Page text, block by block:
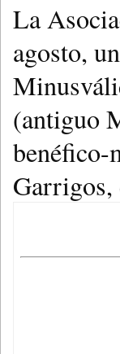
La
agosto,
(antiguo
benéfico-